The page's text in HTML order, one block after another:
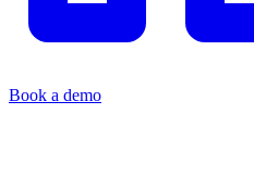
Book a demo